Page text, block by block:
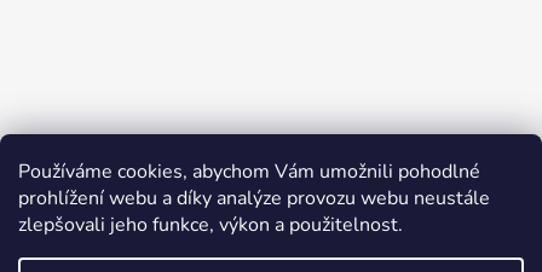
Používáme cookies, abychom Vám umožnili pohodlné
prohlížení webu a díky analýze provozu webu neustále
zlepšovali jeho funkce, výkon a použitelnost.